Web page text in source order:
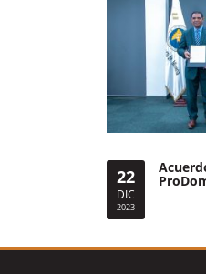
22
DIC
2023